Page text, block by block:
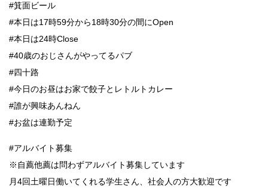
#箕面ビール
#本日は17時59分から18時30分の間にOpen
#本日は24時Close
#40歳のおじさんがやってるパブ
#四十路
#今日のお昼はお家で餃子とレトルトカレー
#誰が興味あんねん
#お盆は連勤予定
#アルバイト募集
※自薦他薦は問わずアルバイト募集しています
月4回土曜日働いてくれる学生さん、社会人の方大歓迎です